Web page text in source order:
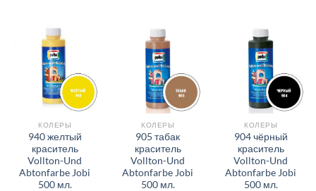
КОЛЕРЫ
940 желтый
краситель
Vollton-Und
Abtonfarbe Jobi
500 мл.
КОЛЕРЫ
905 табак
краситель
Vollton-Und
Abtonfarbe Jobi
500 мл.
КОЛЕРЫ
904 чёрный
краситель
Vollton-Und
Abtonfarbe Jobi
500 мл.